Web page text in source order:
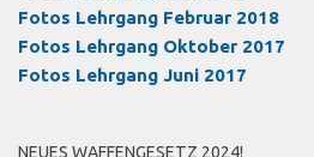
Fotos Lehrgang Februar 2018
Fotos Lehrgang Oktober 2017
Fotos Lehrgang Juni 2017
NEUES WAFFENGESETZ 2024!